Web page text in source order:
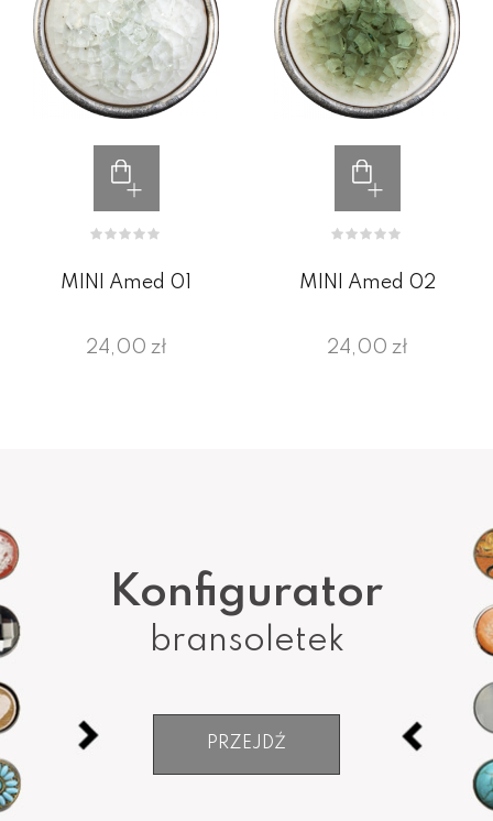
MINI Amed 01
24,00 zł
MINI Amed 02
24,00 zł
Konfigurator
bransoletek
PRZEJDŹ